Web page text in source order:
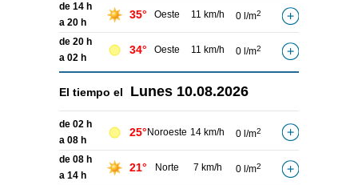
de 14 h
a 20 h
35° Oeste 11 km/h 0 l/m2
de 20 h
a 02 h
34° Oeste 11 km/h 0 l/m2
El tiempo el Lunes 10.08.2026
de 02 h
a 08 h
25° Noroeste 14 km/h 0 l/m2
de 08 h
a 14 h
21° Norte 7 km/h 0 l/m2